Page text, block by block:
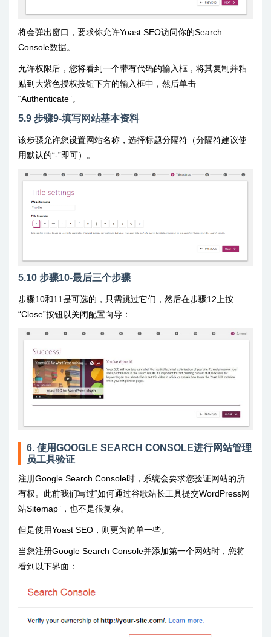
将会弹出窗口，要求你允许Yoast SEO访问你的Search
Console数据。
允许权限后，您将看到一个带有代码的输入框，将其复制并粘
贴到大紫色授权按钮下方的输入框中，然后单击
“Authenticate”。
5.9 步骤9-填写网站基本资料
该步骤允许您设置网站名称，选择标题分隔符（分隔符建议使
用默认的“-”即可）。
5.10 步骤10-最后三个步骤
步骤10和11是可选的，只需跳过它们，然后在步骤12上按
“Close”按钮以关闭配置向导：
6. 使用GOOGLE SEARCH CONSOLE进行网站管理
员工具验证
注册Google Search Console时，系统会要求您验证网站的所
有权。此前我们写过“如何通过谷歌站长工具提交WordPress网
站Sitemap”，也不是很复杂。
但是使用Yoast SEO，则更为简单一些。
当您注册Google Search Console并添加第一个网站时，您将
看到以下界面：